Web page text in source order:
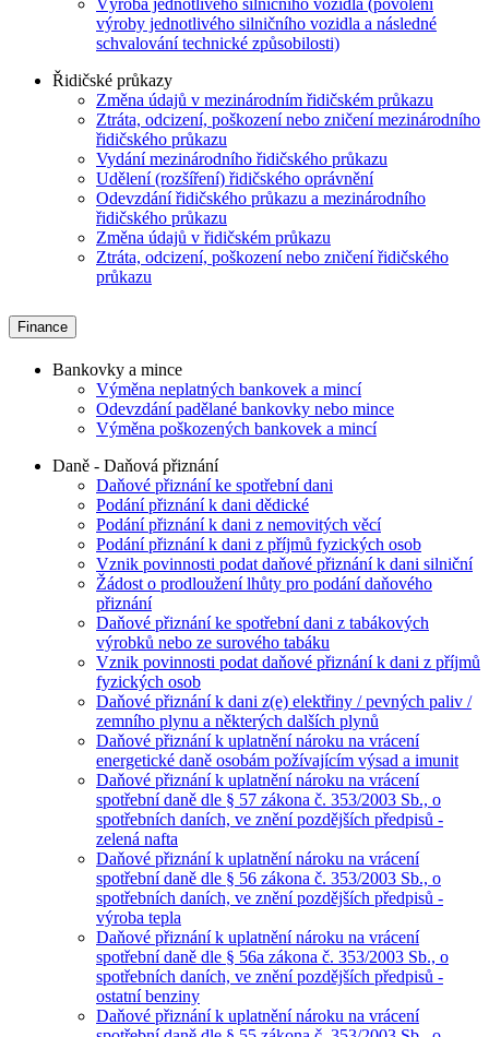
Výroba jednotlivého silničního vozidla (povolení
výroby jednotlivého silničního vozidla a následné
schvalování technické způsobilosti)
Řidičské průkazy
Změna údajů v mezinárodním řidičském průkazu
Ztráta, odcizení, poškození nebo zničení mezinárodního
řidičského průkazu
Vydání mezinárodního řidičského průkazu
Udělení (rozšíření) řidičského oprávnění
Odevzdání řidičského průkazu a mezinárodního
řidičského průkazu
Změna údajů v řidičském průkazu
Ztráta, odcizení, poškození nebo zničení řidičského
průkazu
Finance
Bankovky a mince
Výměna neplatných bankovek a mincí
Odevzdání padělané bankovky nebo mince
Výměna poškozených bankovek a mincí
Daně - Daňová přiznání
Daňové přiznání ke spotřební dani
Podání přiznání k dani dědické
Podání přiznání k dani z nemovitých věcí
Podání přiznání k dani z příjmů fyzických osob
Vznik povinnosti podat daňové přiznání k dani silniční
Žádost o prodloužení lhůty pro podání daňového
přiznání
Daňové přiznání ke spotřební dani z tabákových
výrobků nebo ze surového tabáku
Vznik povinnosti podat daňové přiznání k dani z příjmů
fyzických osob
Daňové přiznání k dani z(e) elektřiny / pevných paliv /
zemního plynu a některých dalších plynů
Daňové přiznání k uplatnění nároku na vrácení
energetické daně osobám požívajícím výsad a imunit
Daňové přiznání k uplatnění nároku na vrácení
spotřební daně dle § 57 zákona č. 353/2003 Sb., o
spotřebních daních, ve znění pozdějších předpisů -
zelená nafta
Daňové přiznání k uplatnění nároku na vrácení
spotřební daně dle § 56 zákona č. 353/2003 Sb., o
spotřebních daních, ve znění pozdějších předpisů -
výroba tepla
Daňové přiznání k uplatnění nároku na vrácení
spotřební daně dle § 56a zákona č. 353/2003 Sb., o
spotřebních daních, ve znění pozdějších předpisů -
ostatní benziny
Daňové přiznání k uplatnění nároku na vrácení